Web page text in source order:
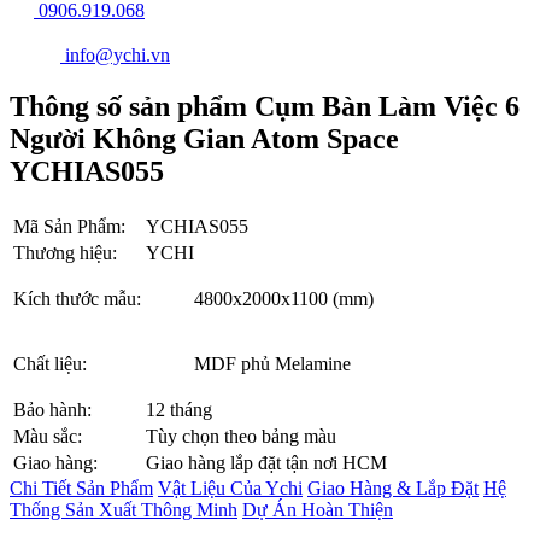
0906.919.068
info@ychi.vn
Thông số sản phẩm Cụm Bàn Làm Việc 6
Người Không Gian Atom Space
YCHIAS055
Mã Sản Phẩm:
YCHIAS055
Thương hiệu:
YCHI
Kích thước mẫu: 4800x2000x1100 (mm)
Chất liệu: MDF phủ Melamine
Bảo hành:
12 tháng
Màu sắc:
Tùy chọn theo bảng màu
Giao hàng:
Giao hàng lắp đặt tận nơi HCM
Chi Tiết Sản Phẩm Vật Liệu Của Ychi Giao Hàng & Lắp Đặt Hệ
Thống Sản Xuất Thông Minh Dự Án Hoàn Thiện